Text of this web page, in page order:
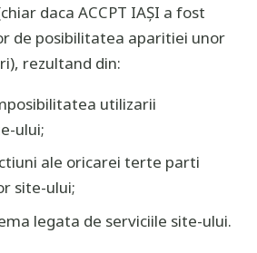
daca ACCPT IAȘI a fost
de posibilitatea aparitiei unor
rezultand din:
utilizarii
ului;
ale oricarei terte parti
site-ului;
legata de serviciile site-ului.